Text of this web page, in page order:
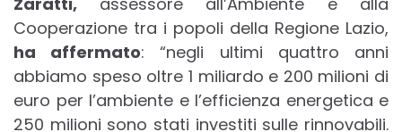
Cooperazione tra i popoli della Regione Lazio,
ha affermato:“negli ultimi quattro anni
abbiamo speso oltre 1 miliardo e 200 milioni di
euro per l’ambiente e l’efficienza energetica e
250 milioni sono stati investiti sulle rinnovabili.